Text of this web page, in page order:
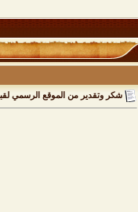
شكر وتقدير من الموقع الرسمي